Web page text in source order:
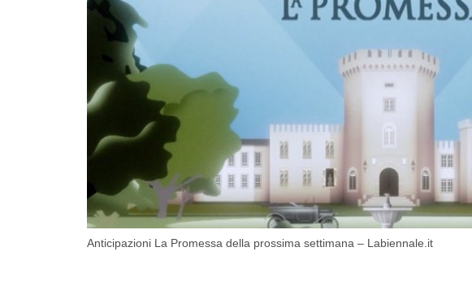
Anticipazioni La Promessa della prossima settimana – Labiennale.it